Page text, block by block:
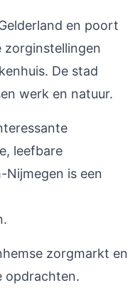
en poort
zorginstellingen
De stad
werk en natuur.
leefbare
Nijmegen is een
zorgmarkt en
opdrachten.